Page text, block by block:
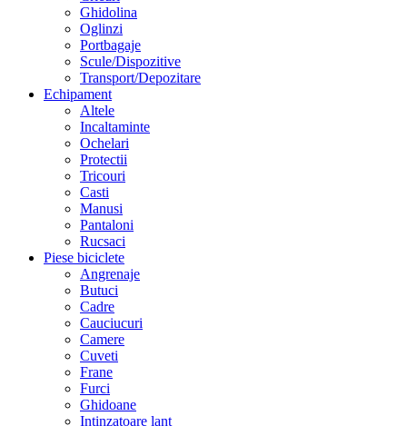
Ghidolina
Oglinzi
Portbagaje
Scule/Dispozitive
Transport/Depozitare
Echipament
Altele
Incaltaminte
Ochelari
Protectii
Tricouri
Casti
Manusi
Pantaloni
Rucsaci
Piese biciclete
Angrenaje
Butuci
Cadre
Cauciucuri
Camere
Cuveti
Frane
Furci
Ghidoane
Intinzatoare lant